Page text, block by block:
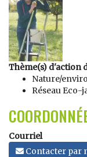
Thème(s) d'action
Nature/
Réseau Eco-
Courriel
Contacter par